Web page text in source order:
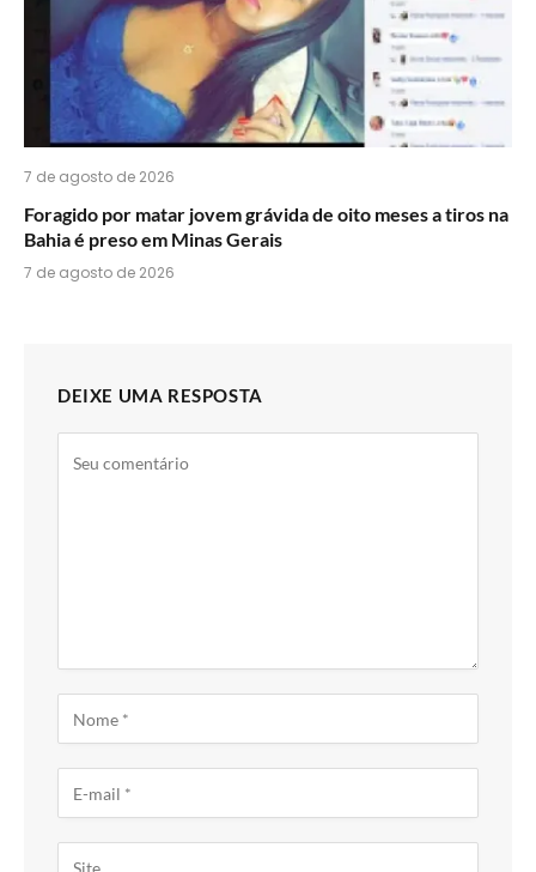
7 de agosto de 2026
Foragido por matar jovem grávida de oito meses a tiros na
Bahia é preso em Minas Gerais
7 de agosto de 2026
DEIXE UMA RESPOSTA